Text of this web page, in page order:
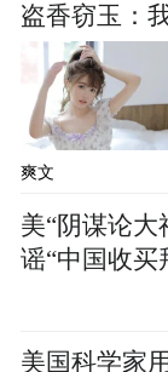
盗香窃玉：
爽文
美“阴谋论大
谣“中国收买
美国科学家